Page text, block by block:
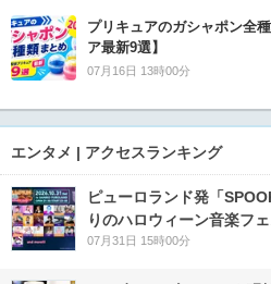
プリキュアのガシャポン全
ア最新9選】
07月16日 13時00分
エンタメ | アクセスランキング
ピューロランド発「
りのハロウィーン音楽フ
07月31日 15時00分